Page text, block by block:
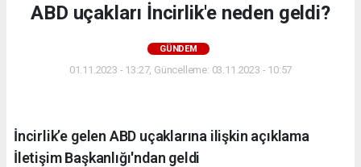
ABD uçakları İncirlik'e neden geldi?
GÜNDEM
01.11.2023 - 13:27, Güncelleme: 03.11.2023 - 10:57
İncirlik’e gelen ABD uçaklarına ilişkin açıklama
İletişim Başkanlığı'ndan geldi